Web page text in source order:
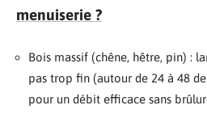
menuiserie ?
Bois massif (chêne, hêtre, pin) :
pas trop fin (autour de 24 à 48
pour un débit efficace sans